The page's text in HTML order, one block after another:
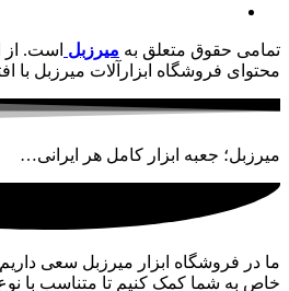
تمامی حقوق متعلق به میرزبل است. از
محتوای فروشگاه ابزارآلات میرزبل با
میرزبل؛ جعبه ابزار کامل هر ایرانی…
ما در فروشگاه ابزار میرزبل سعی
خاص به شما کمک کنیم تا متناسب با نوع